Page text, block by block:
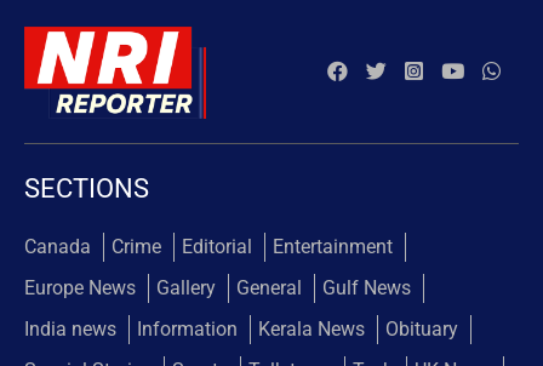
SECTIONS
Canada Crime Editorial
Entertainment
Europe News
Gallery General
Gulf News
India news
Information Kerala News
Obituary